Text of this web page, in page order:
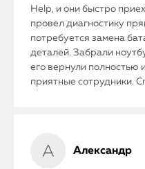
Help, и они быстро
провел диагностику
потребуется замена
деталей. Забрали
его вернули полностью
приятные сотрудники.
Александр